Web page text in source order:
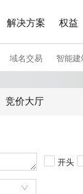
竞价大厅
开头